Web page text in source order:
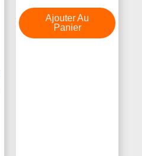
Sur
5
Ajouter Au
Panier